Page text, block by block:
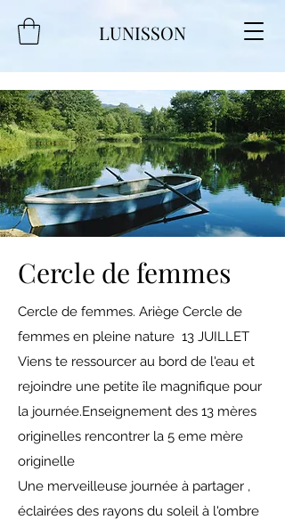
LUNISSON
Cercle de femmes
Cercle de femmes. Ariège Cercle de
femmes en pleine nature 13 JUILLET
Viens te ressourcer au bord de l'eau et
rejoindre une petite île magnifique pour
la journée.​Enseignement des 13 mères
originelles rencontrer la 5 eme mère
originelle
Une merveilleuse journée à partager ,
éclairées des rayons du soleil à l'ombre